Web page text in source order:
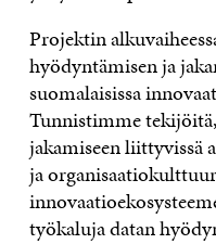
Projektin
hyödyntämisen ja
suomalaisissa
Tunnistimme
jakamiseen liittyvissä
ja
työkaluja datan